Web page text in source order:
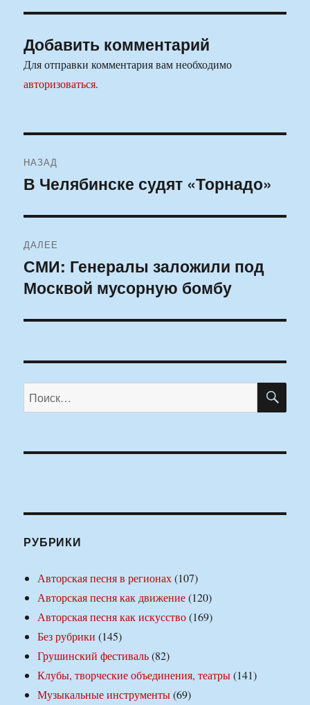
Добавить комментарий
Для отправки комментария вам необходимо
авторизоваться.
по
НАЗАД
Предыдущая
В Челябинске судят «Торнадо»
ДАЛЕЕ
Следующая
запись:
СМИ: Генералы заложили под
Москвой мусорную бомбу
Искать:
РУБРИКИ
Авторская песня в регионах(107)
Авторская песня как движение(120)
Авторская песня как искусство(169)
Без рубрики (145)
Грушинский фестиваль(82)
Клубы, творческие объединения, театры(141)
Музыкальные инструменты(69)